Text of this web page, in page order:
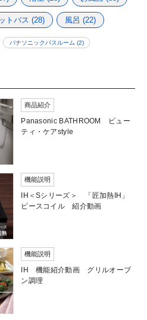
トバス (28) 風呂 (22)
パナソニックバスルーム (2)
商品紹介
Panasonic BATHROOM ビュー
ティ・ケアstyle
機能説明
IH＜Sシリーズ＞ 「匠加熱IH」
ピースコイル 紹介動画
機能説明
IH 機能紹介動画 グリルオーブ
ン調理